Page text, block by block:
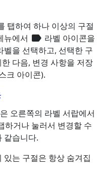
탭하여 하나 이상의 구절
뉴에서 label 라벨 아이콘을
을 선택하고, 선택한 구
다음, 변경 사항을 저장
크 아이콘).
오른쪽의 라벨 서랍에서
하거나 눌러서 변경할 수
같습니다.
있는 구절은 항상 숨겨집